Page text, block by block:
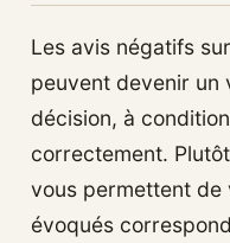
Les avis négatifs
peuvent devenir un
décision, à
correctement.
vous permettent de
évoqués